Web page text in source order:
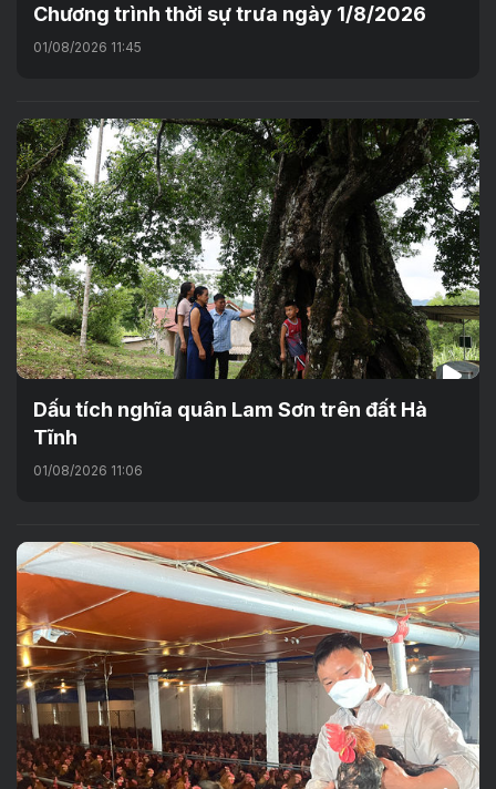
Chương trình thời sự trưa ngày 1/8/2026
01/08/2026 11:45
Dấu tích nghĩa quân Lam Sơn trên đất Hà
Tĩnh
01/08/2026 11:06